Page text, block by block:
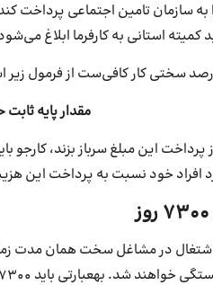
کمیته استانی به کارفرما ابلاغ
مقدار پایه ثابت
پرداخت این مبلغ سرباز بزند،
افراد خود نسبت به پرداخت این